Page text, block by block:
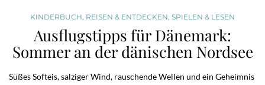
KINDERBUCH REISEN & ENTDECKEN SPIELEN & LESEN
Ausflugstipps für Dänemark:
Sommer an der dänischen Nordsee
Süßes Softeis, salziger Wind, rauschende Wellen und ein Geheimnis